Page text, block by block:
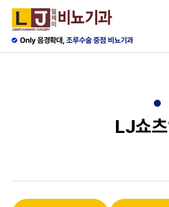
LJ쇼